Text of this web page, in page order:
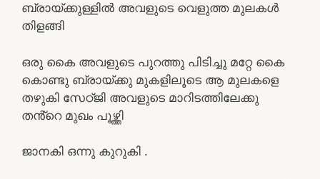
ബ്രായ്ക്കുള്ളിൽ അവളുടെ വെളുത്ത മുലകൾ
തിളങ്ങി
ഒരു കൈ അവളുടെ പുറത്തു പിടിച്ചു മറ്റേ കൈ
കൊണ്ടു ബ്രായ്ക്കു മുകളിലൂടെ ആ മുലകളെ
തഴുകി സേഠ്ജി അവളുടെ മാറിടത്തിലേക്കു
തൻ്റെ മുഖം പൂഴ്ത്തി
ജാനകി ഒന്നു കുറുകി .